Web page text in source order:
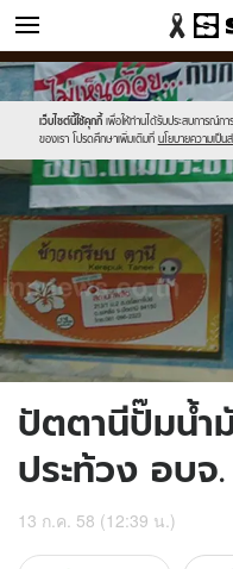
ข่าว
เว็บไซต์นี้ใช้คุกกี้ เพื่อให้ท่านได้รับประสบการณ์ก
ของเรา โปรดศึกษาเพิ่มเติมที่ นโยบายความเป็น
Sanook
//s.isanook.com/sr/0/
new-
sanook.png
600
60
//s.isanook.com/ns/0/ud/365/
01.jpg
ปัตตานีปั๊มน้ำ
ประท้วง อบจ.
13 ก.ค. 58 (12:39 น.)